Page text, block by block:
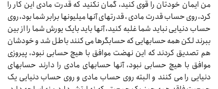
من ایمان خودتان را قوی کنید، گمان نکنید که قدرت مادی این کار را
کرد، روی حساب قدرت مادی‌‌‌ ، قدرتهای آنها میلیونها برابر شما بود، روی
حساب دنیایی نباید شما غلبه کنید، آنها باید بایک یورش شما را از بین
ببرند لکن همه حسابهایی که حسابگرها می‌‌‌ کنند باطل شد و خودشان
هم تصدیق کردند که این نهضت موافق با هیچ حسابی نبود، پیروزی
موافق با هیچ حسابی نبود، آنها حسابهای مادی را دارند حسابهای
دنیایی را می‌‌‌ کنند و البته روی حساب مادی و روی حساب دنیایی یک